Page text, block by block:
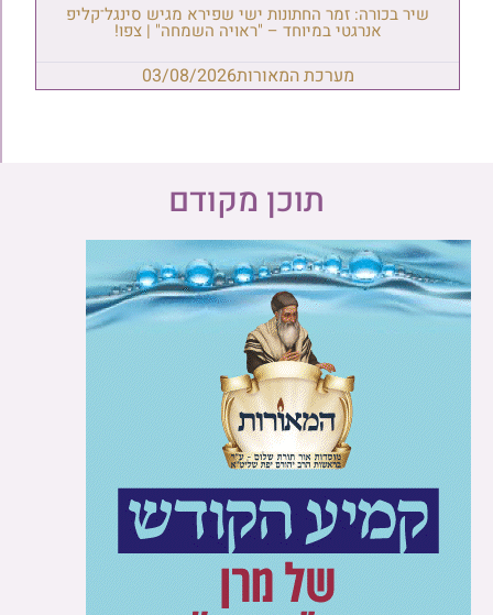
שיר בכורה: זמר החתונות ישי שפירא מגיש סינגל־קליפ
אנרגטי במיוחד – "ראויה השמחה" | צפו!
מערכת המאורות03/08/2026
תוכן מקודם